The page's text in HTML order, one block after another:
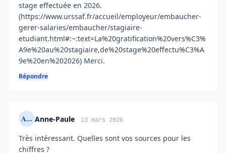
stage effectuée en 2026.
(https://www.urssaf.fr/accueil/employeur/embaucher-
gerer-salaries/embaucher/stagiaire-
etudiant.html#:~:text=La%20gratification%20vers%C3%
A9e%20au%20stagiaire,de%20stage%20effectu%C3%A
9e%20en%202026) Merci.
Répondre
A... Anne-Paule 13 mars 2026
Très intéressant. Quelles sont vos sources pour les
chiffres ?